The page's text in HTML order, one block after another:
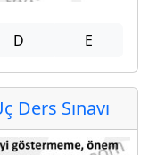
D E
Ders Sınavı